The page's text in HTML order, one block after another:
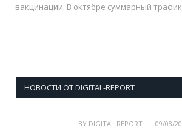
вакцинации. В октябре суммарный
НОВОСТИ ОТ DIGITAL-REPORT
BY DIGITAL REPORT
09/08/